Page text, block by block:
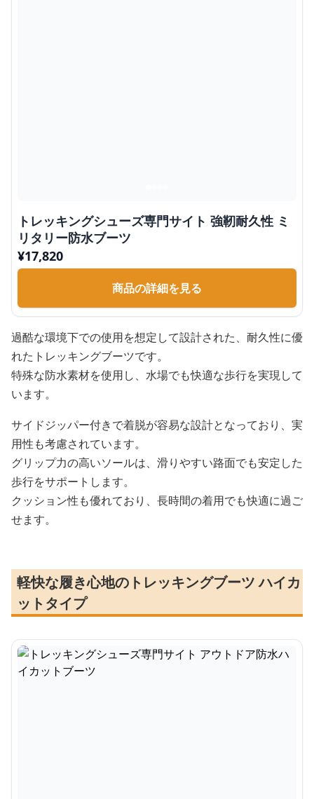
トレッキングシューズ専門サイト 強靭耐久性 ミ
リタリー防水ブーツ
¥17,820
商品の詳細を見る
過酷な環境下での使用を想定して設計された、耐久性に優
れたトレッキングブーツです。
特殊な防水素材を使用し、水場でも快適な歩行を実現して
います。
サイドジッパー付きで着脱が容易な設計となっており、実
用性も考慮されています。
グリップ力の高いソールは、滑りやすい路面でも安定した
歩行をサポートします。
クッション性も優れており、長時間の着用でも快適に過ご
せます。
軽快な履き心地のトレッキングブーツ ハイカ
ットタイプ